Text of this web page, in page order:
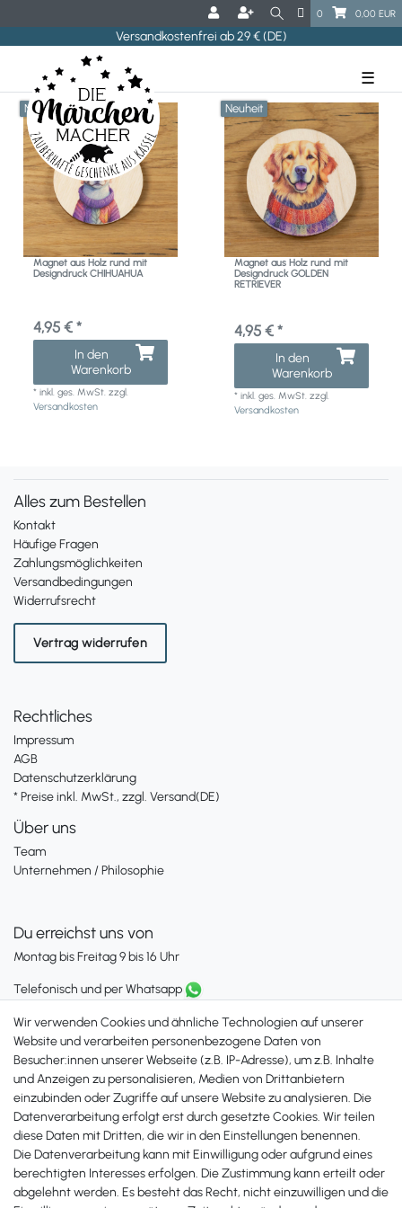
0 0,00 EUR
Versandkostenfrei ab 29 € (DE)
☰
Neuheit
Magnet aus Holz rund mit
Designdruck CHIHUAHUA
4,95 € *
In den
Warenkorb
*inkl. ges. MwSt. zzgl.
Versandkosten
Neuheit
Magnet aus Holz rund mit
Designdruck GOLDEN
RETRIEVER
4,95 € *
In den
Warenkorb
*inkl. ges. MwSt. zzgl.
Versandkosten
Alles zum Bestellen
Kontakt
Häufige Fragen
Zahlungsmöglichkeiten
Versandbedingungen
Widerrufsrecht
Vertrag widerrufen
Rechtliches
Impressum
AGB
Datenschutzerklärung
* Preise inkl. MwSt., zzgl. Versand(DE)
Über uns
Team
Unternehmen / Philosophie
Du erreichst uns von
Montag bis Freitag 9 bis 16 Uhr
Telefonisch und per Whatsapp
+49 561 287 907 84
Zahlungsmöglichkeiten
Wir verwenden Cookies und ähnliche Technologien auf unserer
Website und verarbeiten personenbezogene Daten von
Besucher:innen unserer Webseite (z.B. IP-Adresse), um z.B. Inhalte
und Anzeigen zu personalisieren, Medien von Drittanbietern
einzubinden oder Zugriffe auf unsere Website zu analysieren. Die
Datenverarbeitung erfolgt erst durch gesetzte Cookies. Wir teilen
diese Daten mit Dritten, die wir in den Einstellungen benennen.
Die Datenverarbeitung kann mit Einwilligung oder aufgrund eines
berechtigten Interesses erfolgen. Die Zustimmung kann erteilt oder
abgelehnt werden. Es besteht das Recht, nicht einzuwilligen und die